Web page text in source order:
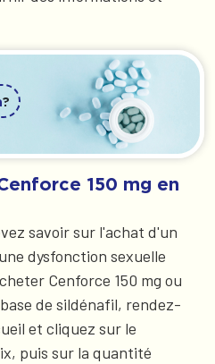
?
150 mg en
savoir sur l'achat d'un
dysfonction sexuelle
Cenforce 150 mg ou
de sildénafil, rendez-
et cliquez sur le
puis sur la quantité